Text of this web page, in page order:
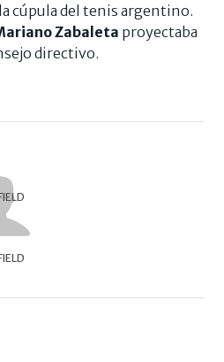
cúpula del tenis argentino.
Zabaleta proyectaba
directivo.